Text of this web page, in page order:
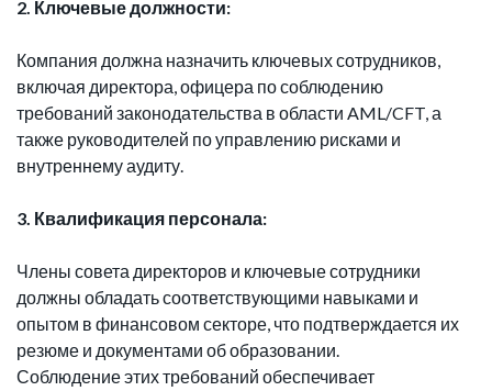
2. Ключевые должности:
Компания должна назначить ключевых сотрудников,
включая директора, офицера по соблюдению
требований законодательства в области AML/CFT, а
также руководителей по управлению рисками и
внутреннему аудиту.
3. Квалификация персонала:
Члены совета директоров и ключевые сотрудники
должны обладать соответствующими навыками и
опытом в финансовом секторе, что подтверждается их
резюме и документами об образовании.
Соблюдение этих требований обеспечивает